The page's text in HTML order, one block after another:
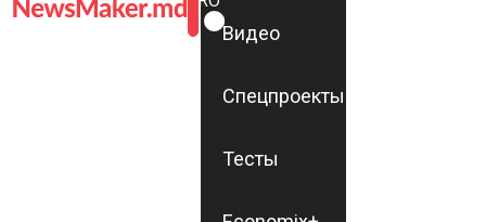
RU
Видео
Спецпроекты
Тесты